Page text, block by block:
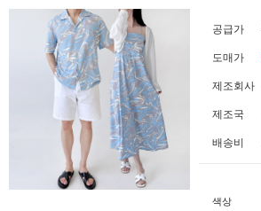
공급가
도매가
제조회사
제조국
배송비
색상